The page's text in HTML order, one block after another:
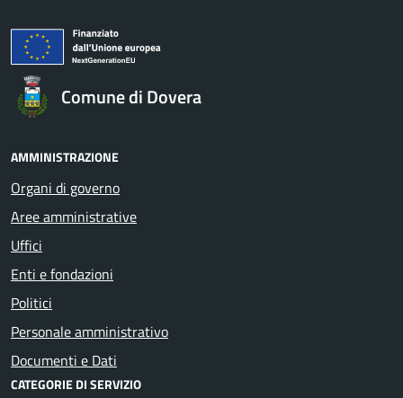
Comune di Dovera
AMMINISTRAZIONE
Organi di governo
Aree amministrative
Uffici
Enti e fondazioni
Politici
Personale amministrativo
Documenti e Dati
CATEGORIE DI SERVIZIO